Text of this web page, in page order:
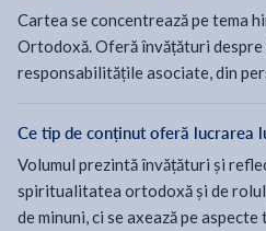
Cartea se concentrează pe tema
Ortodoxă. Oferă învățături
responsabilitățile asociate, din
Ce tip de conținut oferă lucrarea
Volumul prezintă învățături și
spiritualitatea ortodoxă și de
de minuni, ci se axează pe